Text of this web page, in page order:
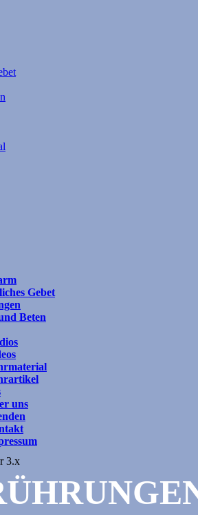
Gebet
Beten
uns